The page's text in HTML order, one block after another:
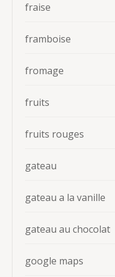
fraise
framboise
fromage
fruits
fruits rouges
gateau
gateau a la vanille
gateau au chocolat
google maps